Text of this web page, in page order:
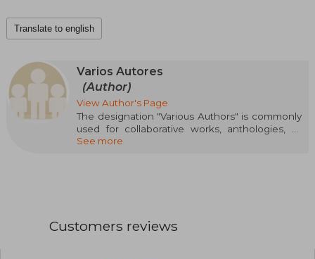
Translate to english
Varios Autores
(Author)
View Author's Page
The designation "Various Authors" is commonly
used for collaborative works, anthologies, or
editorial projects involving multiple writers
compilations, depending on the editorial
See more
Customers reviews